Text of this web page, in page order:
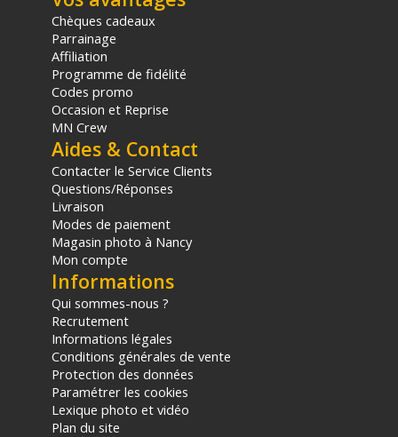
Code EAN Profoto Connect Pro Nikon - Déclencheur photo -
Achat et prix :7340027559475
Garantie 2 ans
(1) Offre valable jusqu'au 31 Décembre 2030 à partir de 49 euros
d'achat, sur la base d'une expédition Chronopost 24H vers un point
relais situé en France continentale uniquement, valable uniquement
(2) Sous réserve d'éligibilité.
(3) Nombre de points Fidélité estimés, hors remises au panier, basé
sur le prix TTC en €, les points seront effectivement calculés dans le
panier.
Chèques cadeaux
Parrainage
Affiliation
Programme de fidélité
Codes promo
Occasion et Reprise
MN Crew
Aides & Contact
Contacter le Service Clients
Questions/Réponses
Livraison
Modes de paiement
Magasin photo à Nancy
Mon compte
Informations
Qui sommes-nous ?
Recrutement
Informations légales
Conditions générales de vente
Protection des données
Paramétrer les cookies
Lexique photo et vidéo
Plan du site